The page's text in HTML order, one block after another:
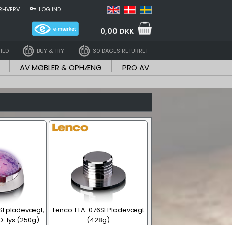
LOG IND
0,00 DKK
BUY & TRY 30 DAGES RETURRET
AV MØBLER & OPHÆNG PRO AV
pladevægt,
lys (250g)
Lenco TTA-076SI Pladevægt
(428g)